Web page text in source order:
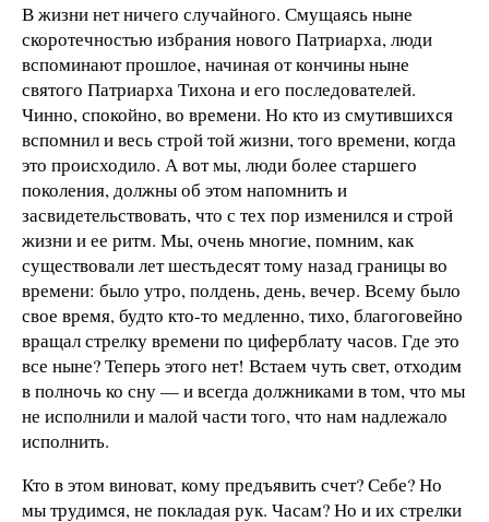
В жизни нет ничего случайного. Смущаясь ныне
скоротечностью избрания нового Патриарха, люди
вспоминают прошлое, начиная от кончины ныне
святого Патриарха Тихона и его последователей.
Чинно, спокойно, во времени. Но кто из смутившихся
вспомнил и весь строй той жизни, того времени, когда
это происходило. А вот мы, люди более старшего
поколения, должны об этом напомнить и
засвидетельствовать, что с тех пор изменился и строй
жизни и ее ритм. Мы, очень многие, помним, как
существовали лет шестьдесят тому назад границы во
времени: было утро, полдень, день, вечер. Всему было
свое время, будто кто-то медленно, тихо, благоговейно
вращал стрелку времени по циферблату часов. Где это
все ныне? Теперь этого нет! Встаем чуть свет, отходим
в полночь ко сну — и всегда должниками в том, что мы
не исполнили и малой части того, что нам надлежало
исполнить.
Кто в этом виноват, кому предъявить счет? Себе? Но
мы трудимся, не покладая рук. Часам? Но и их стрелки